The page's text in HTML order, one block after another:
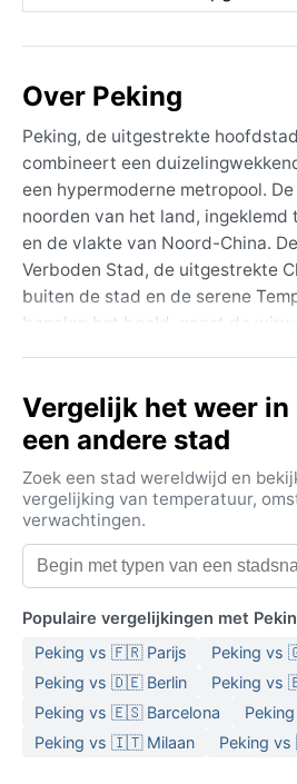
Over Peking
Peking, de uitgestrekte
combineert een
een hypermoderne metropool.
noorden van het land, ingeklemd
en de vlakte van Noord-China.
Verboden Stad, de uitgestrekte
buiten de stad en de serene
bepalen het beeld, naast de
eeuwenoude keizerlijke praal
winkelcentra, eindeloze
snelwegen.
Het klimaat valt onder de
een droog-winter vochtig
hete zomers. De zomers zijn
temperaturen die vaak boven de
daarentegen is ijskoud en droog,
ver onder het vriespunt, maar
De lente en herfst bieden
maar de overgangsperiodes
zandstormen. Inpakken betekent
Vergelijk het weer in
een andere stad
Zoek een stad wereldwijd en
vergelijking van temperatuur,
verwachtingen.
Populaire vergelijkingen met
Peking vs 🇫🇷 Parijs
Peking vs
Peking vs 🇩🇪 Berlin
Peking vs
Peking vs 🇪🇸 Barcelona
Peking vs 🇮🇹 Milaan
Peking